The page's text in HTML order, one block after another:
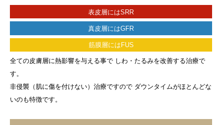
表皮層にはSRR
真皮層にはGFR
筋膜層にはFUS
全ての皮膚層に熱影響を与える事で しわ・たるみを改善する治療で
す。
非侵襲（肌に傷を付けない）治療ですので ダウンタイムがほとんどな
いのも特徴です。